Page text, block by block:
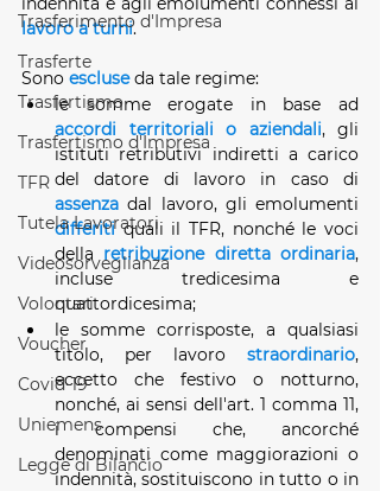
Trasferimento d'Impresa
Trasferte
Trasfertismo
Trasfertismo d'Impresa
TFR
Tutela Lavoratori
Videosorveglianza
Volontari
Voucher
Covid-19
Uniemens
Legge di Bilancio
lavoro a turni.
Sono escluse da tale regime:
accordi territoriali o aziendali, gli
istituti retributivi indiretti a carico
assenza
differiti quali il TFR, nonché le voci
della retribuzione diretta ordinaria,
incluse tredicesima e
quattordicesima;
le somme corrisposte, a qualsiasi
titolo, per lavoro straordinario,
eccetto che festivo o notturno,
nonché, ai sensi dell'art. 1 comma 11,
i compensi che, ancorché
denominati come maggiorazioni o
indennità, sostituiscono in tutto o in